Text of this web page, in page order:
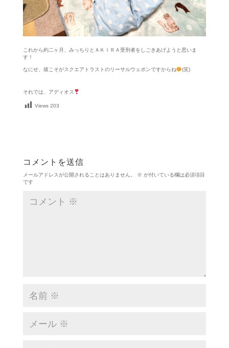
これから約二ヶ月、みっちりとＡＫＩＲＡ受刑者をしごきあげようと思いま
す！
なにせ、彼こそがスクエアトラストのリーサルウェポンですからね (笑)
それでは、アディオス
Views 203
コメントを送信
メールアドレスが公開されることはありません。 ※ が付いている欄は必須項目
です